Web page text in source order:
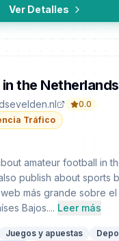
Ver Detalles
the Netherlands
0.0
Tráfico
amateur football in
publish about sports
más grande sobre
Bajos.... Leer más
Juegos y apuestas